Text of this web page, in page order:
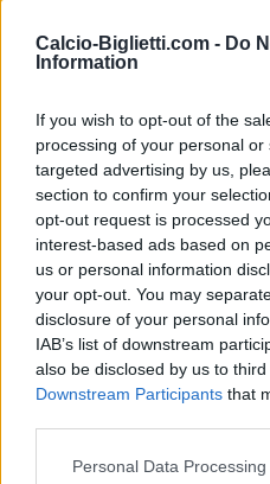
Calcio-Biglietti.com - Do
Information
If you wish to opt-out of the
processing of your personal
targeted advertising by us,
section to confirm your
opt-out request is processed
interest-based ads based on
us or personal information
your opt-out. You may
disclosure of your personal
IAB’s list of downstream
also be disclosed by us to
Downstream Participants that
Personal Data
City
Sabato
Newcastle
Mercoledì
Everton